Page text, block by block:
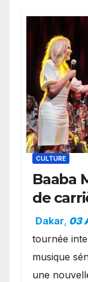
CULTURE
Baaba
de
royale.
Dakar, 03
tournée
musique
une